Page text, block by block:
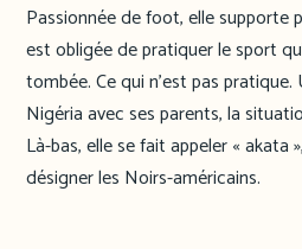
Passionnée de foot, elle supporte
est obligée de pratiquer le sport
tombée. Ce qui n’est pas
Nigéria avec ses parents, la
Là-bas, elle se fait appeler « akata
désigner les Noirs-américains.